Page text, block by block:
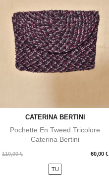
CATERINA BERTINI
Pochette En Tweed Tricolore
Caterina Bertini
110,00 € 60,00 €
Prix
TU